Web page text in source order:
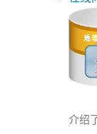
介绍